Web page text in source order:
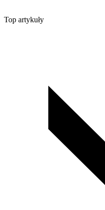
Top artykuły